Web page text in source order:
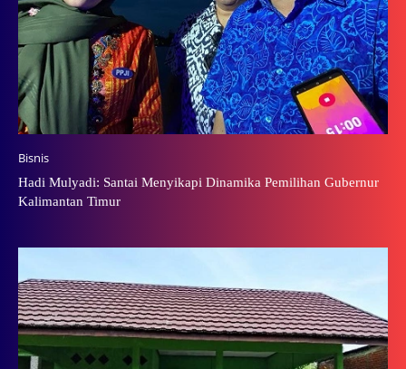
Bisnis
Hadi Mulyadi: Santai Menyikapi Dinamika Pemilihan Gubernur
Kalimantan Timur